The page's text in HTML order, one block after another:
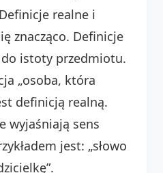
realne i
znacząco. Definicje
istoty przedmiotu.
„osoba, która
definicją realną.
wyjaśniają sens
jest: „słowo